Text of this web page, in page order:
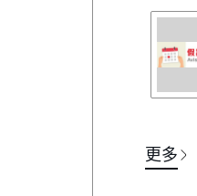
更多